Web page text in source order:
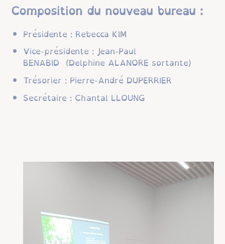
Composition du nouveau bureau :
Présidente : Rebecca KIM
Vice-présidente : Jean-Paul
BENABID (Delphine ALANORE sortante)
Trésorier : Pierre-André DUPERRIER
Secrétaire : Chantal LLOUNG